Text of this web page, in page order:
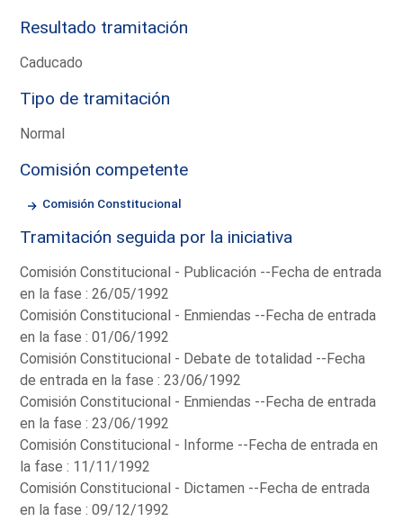
Resultado tramitación
Caducado
Tipo de tramitación
Normal
Comisión competente
Comisión Constitucional
Tramitación seguida por la iniciativa
Comisión Constitucional - Publicación --Fecha de entrada
en la fase : 26/05/1992
Comisión Constitucional - Enmiendas --Fecha de entrada
en la fase : 01/06/1992
Comisión Constitucional - Debate de totalidad --Fecha
de entrada en la fase : 23/06/1992
Comisión Constitucional - Enmiendas --Fecha de entrada
en la fase : 23/06/1992
Comisión Constitucional - Informe --Fecha de entrada en
la fase : 11/11/1992
Comisión Constitucional - Dictamen --Fecha de entrada
en la fase : 09/12/1992